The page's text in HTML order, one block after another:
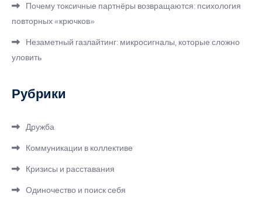
Почему токсичные партнёры возвращаются: психология
повторных «крючков»
Незаметный газлайтинг: микросигналы, которые сложно
уловить
Рубрики
Дружба
Коммуникации в коллективе
Кризисы и расставания
Одиночество и поиск себя